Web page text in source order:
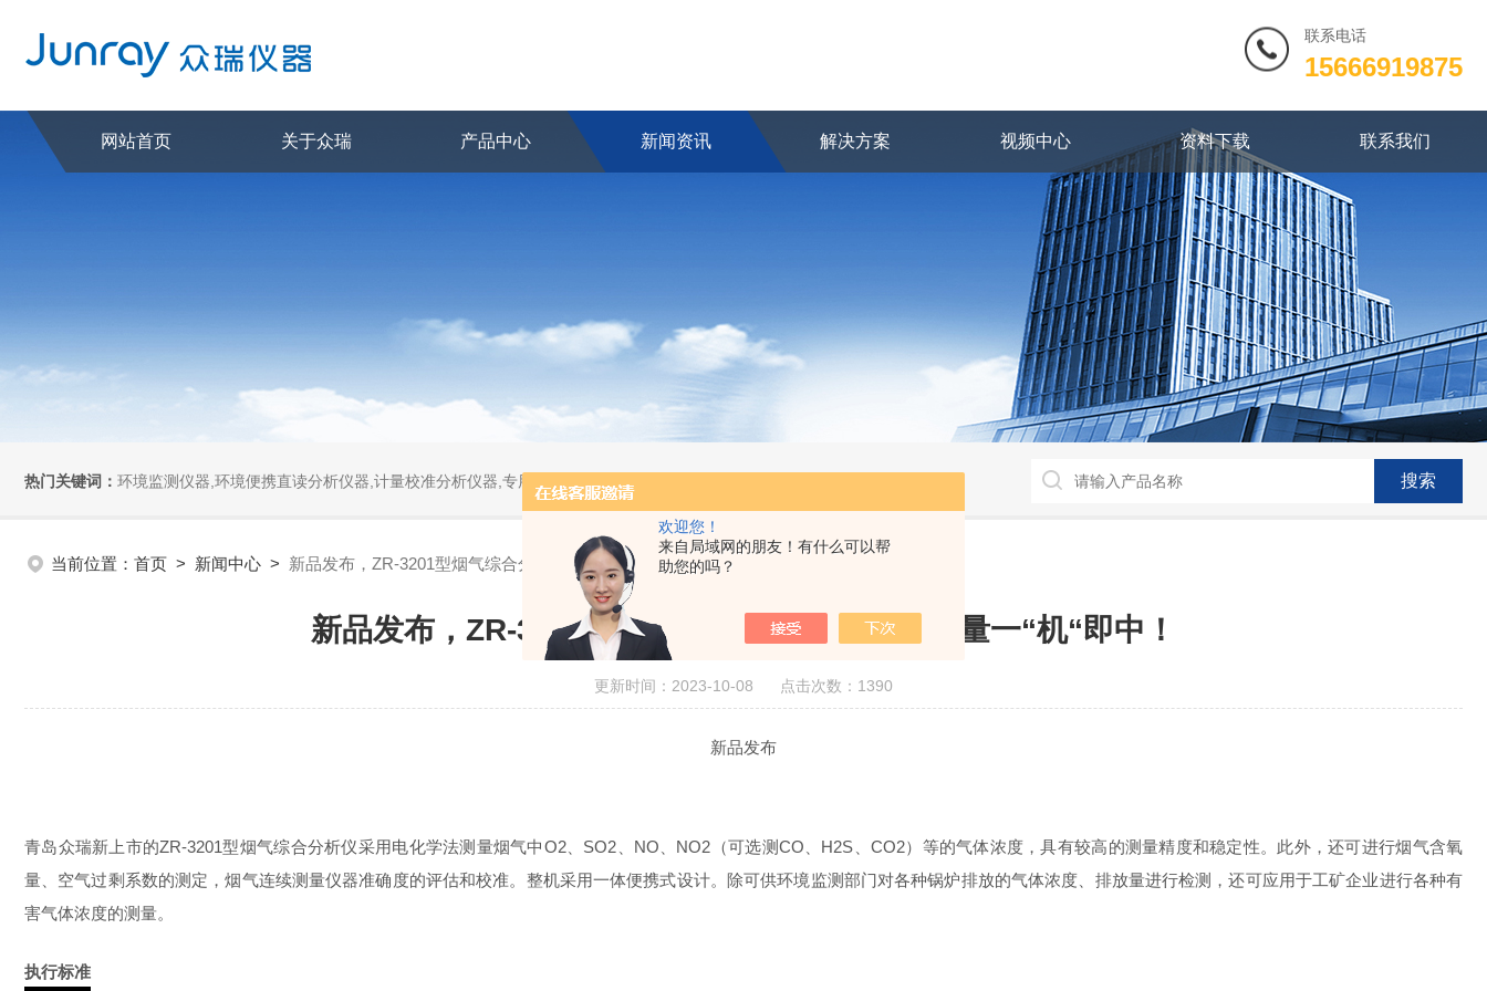
欢迎您！
来自局域网的朋友！有什么可以帮
助您的吗？
联系电话
15666919875
网站首页 关于众瑞 产品中心 新闻资讯 解决方案 视频中心 资料下载 联系我们
热门关键词： 环境监测仪器,环境便携直读分析仪器,计量校准分析仪器,专用及应急分析仪器,粒子计数器,菌落计数仪,空气微生物采样器,
当前位置： 首页 > 新闻中心 > 新品发布，ZR-3201型烟气综合分析仪，烟气测量一“机“即中！
新品发布，ZR-3201型烟气综合分析仪，烟气测量一“机“即中！
更新时间：2023-10-08 点击次数：1390
新品发布
青岛众瑞新上市的ZR-3201型烟气综合分析仪采用电化学法测量烟气中O2、 SO2 NO NO2 （可选测CO H2S CO2）等的气体浓度，具有较高的测量精度和稳定性。此外，还可进行烟气含氧
量、空气过剩系数的测定，烟气连续测量仪器准确度的评估和校准。整机采用一体便携式设计。除可供环境监测部门对各种锅炉排放的气体浓度、排放量进行检测，还可应用于工矿企业进行各种有
害气体浓度的测量。
执行标准